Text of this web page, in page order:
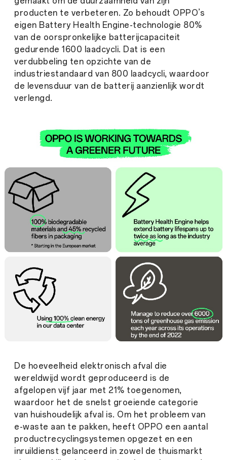
producten te verbeteren. Zo behoudt OPPO’s
eigen Battery Health Engine-technologie 80%
van de oorspronkelijke batterijcapaciteit
gedurende 1600 laadcycli. Dat is een
verdubbeling ten opzichte van de
industriestandaard van 800 laadcycli, waardoor
de levensduur van de batterij aanzienlijk wordt
verlengd.
De hoeveelheid elektronisch afval die
wereldwijd wordt geproduceerd is de
afgelopen vijf jaar met 21% toegenomen,
waardoor het de snelst groeiende categorie
van huishoudelijk afval is. Om het probleem van
e-waste aan te pakken, heeft OPPO een aantal
productrecyclingsystemen opgezet en een
inruildienst gelanceerd in zowel de thuismarkt